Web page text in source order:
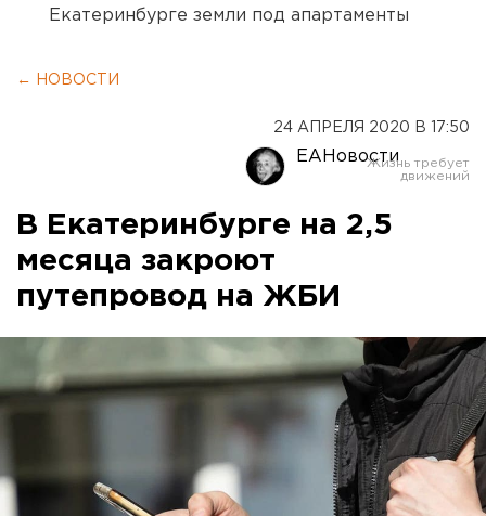
Екатеринбурге земли под апартаменты
← НОВОСТИ
24 АПРЕЛЯ 2020 В 17:50
ЕАНовости
В Екатеринбурге на 2,5
месяца закроют
путепровод на ЖБИ